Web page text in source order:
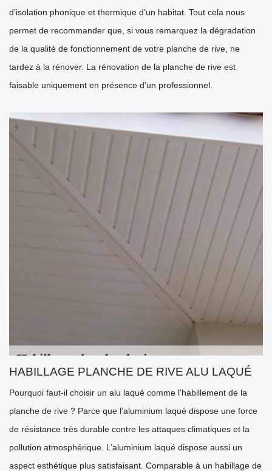
d’isolation phonique et thermique d’un habitat. Tout cela nous
permet de recommander que, si vous remarquez la dégradation
de la qualité de fonctionnement de votre planche de rive, ne
tardez à la rénover. La rénovation de la planche de rive est
faisable uniquement en présence d’un professionnel.
HABILLAGE PLANCHE DE RIVE ALU LAQUÉ
Pourquoi faut-il choisir un alu laqué comme l’habillement de la
planche de rive ? Parce que l’aluminium laqué dispose une force
de résistance très durable contre les attaques climatiques et la
pollution atmosphérique. L’aluminium laqué dispose aussi un
aspect esthétique plus satisfaisant. Comparable à un habillage de